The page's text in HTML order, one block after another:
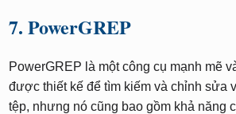
7. PowerGREP
PowerGREP là một công cụ mạnh mẽ
được thiết kế để tìm kiếm và chỉnh sửa
tệp, nhưng nó cũng bao gồm khả năng